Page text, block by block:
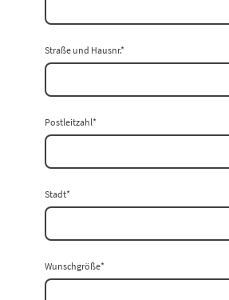
Straße und Hausnr.*
Postleitzahl*
Stadt*
Wunschgröße*